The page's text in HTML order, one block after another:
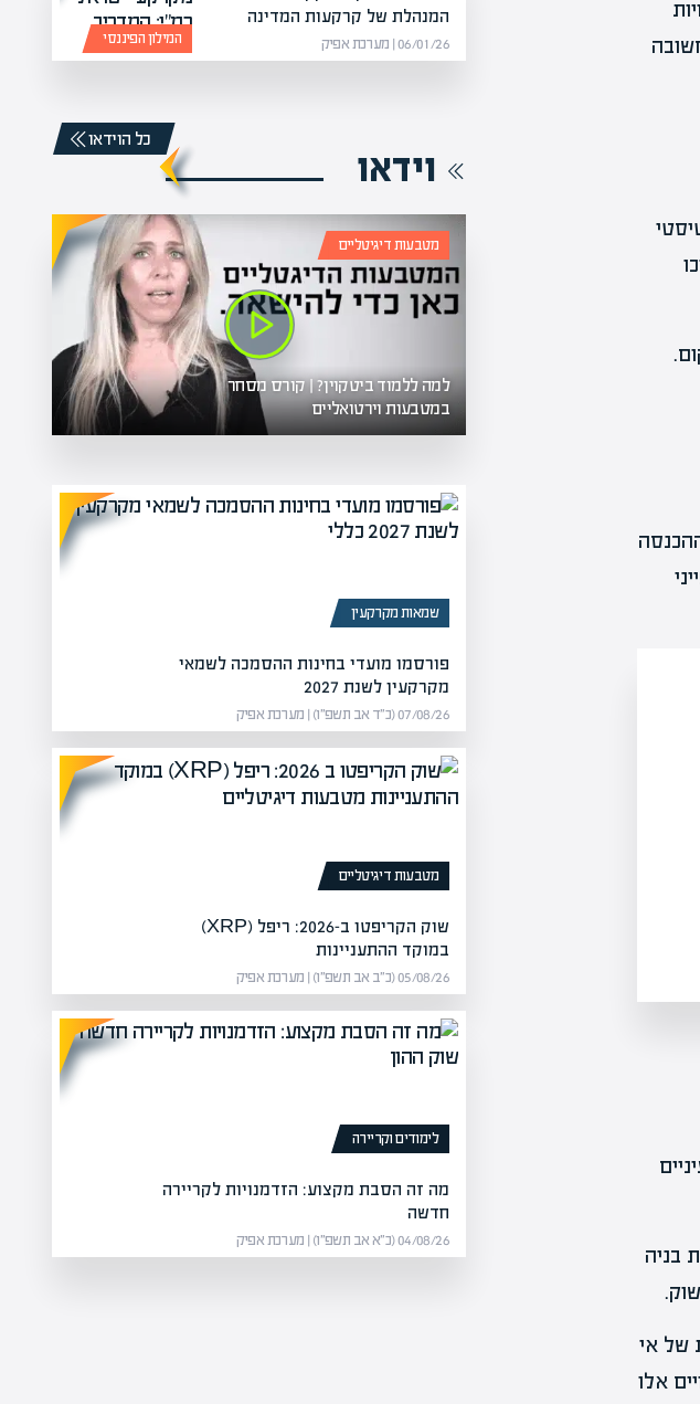
ההון: לנצל את הגמישות בהשקעות
בניה
של אי
אלו
המילון הפיננסי
המנהלת של קרקעות המדינה
06/01/26 | מערכת אפיק
וידאו
כל הוידאו
מטבעות דיגיטליים
למה ללמוד ביטקוין? | קורס מסחר
במטבעות וירטואליים
שמאות מקרקעין
פורסמו מועדי בחינות ההסמכה לשמאי
מקרקעין לשנת 2027
07/08/26 (כ״ד אב תשפ״ו) | מערכת אפיק
מטבעות דיגיטליים
שוק הקריפטו ב-2026: ריפל (XRP)
במוקד ההתעניינות
05/08/26 (כ״ב אב תשפ״ו) | מערכת אפיק
לימודים וקריירה
מה זה הסבת מקצוע: הזדמנויות לקריירה
חדשה
04/08/26 (כ״א אב תשפ״ו) | מערכת אפיק